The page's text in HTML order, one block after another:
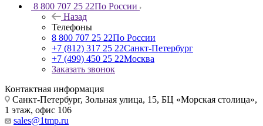
8 800 707 25 22По России
Назад
Телефоны
8 800 707 25 22По России
+7 (812) 317 25 22Санкт-Петербург
+7 (499) 450 25 22Москва
Заказать звонок
Контактная информация
Санкт-Петербург, Зольная улица, 15, БЦ «Морская столица»,
1 этаж, офис 106
sales@1tmp.ru